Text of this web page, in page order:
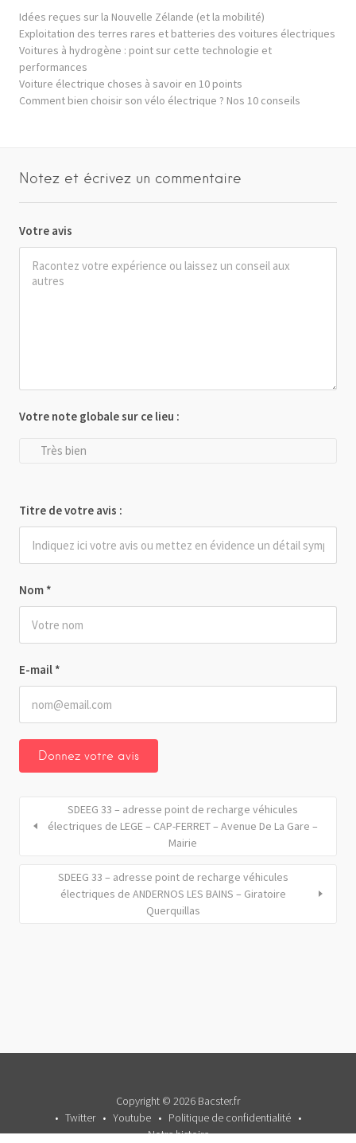
Idées reçues sur la Nouvelle Zélande (et la mobilité)
Exploitation des terres rares et batteries des voitures électriques
Voitures à hydrogène : point sur cette technologie et
performances
Voiture électrique choses à savoir en 10 points
Comment bien choisir son vélo électrique ? Nos 10 conseils
Notez et écrivez un commentaire
Votre avis
Nom *
E-mail *
Votre note globale sur ce lieu :
Très bien
Titre de votre avis :
SDEEG 33 – adresse point de recharge véhicules
électriques de LEGE – CAP-FERRET – Avenue De La Gare –
Mairie
SDEEG 33 – adresse point de recharge véhicules
électriques de ANDERNOS LES BAINS – Giratoire
Querquillas
Copyright © 2026 Bacster.fr
Twitter
Youtube
Politique de confidentialité
Notre histoire